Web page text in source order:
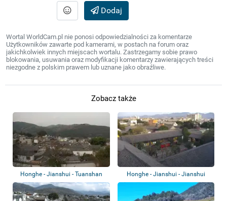
Dodaj
Wortal WorldCam.pl nie ponosi odpowiedzialności za komentarze
Użytkowników zawarte pod kamerami, w postach na forum oraz
jakichkolwiek innych miejscach wortalu. Zastrzegamy sobie prawo
blokowania, usuwania oraz modyfikacji komentarzy zawierających treści
niezgodne z polskim prawem lub uznane jako obraźliwe.
Zobacz także
Honghe - Jianshui - Tuanshan
Honghe - Jianshui - Jianshui
School Exam...